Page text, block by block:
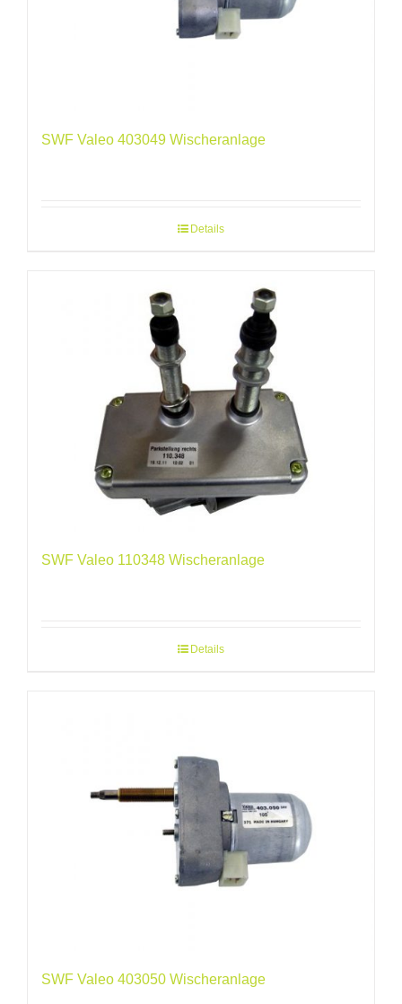
SWF Valeo 403049 Wischeranlage
Details
SWF Valeo 110348 Wischeranlage
Details
SWF Valeo 403050 Wischeranlage